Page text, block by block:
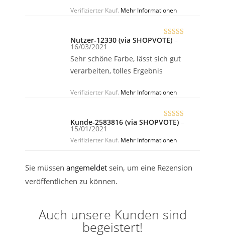
Verifizierter Kauf. Mehr Informationen
Bewertet
Nutzer-12330 (via SHOPVOTE) –
16/03/2021
Sehr schöne Farbe, lässt sich gut
verarbeiten, tolles Ergebnis
Verifizierter Kauf. Mehr Informationen
Bewertet
Kunde-2583816 (via SHOPVOTE) –
15/01/2021
Verifizierter Kauf. Mehr Informationen
Sie müssen angemeldet sein, um eine Rezension
veröffentlichen zu können.
Auch unsere Kunden sind
begeistert!